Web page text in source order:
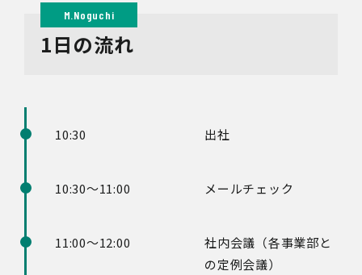
1日の流れ
10:30 出社
10:30～11:00 メールチェック
11:00～12:00
社内会議（各事業部と
の定例会議）